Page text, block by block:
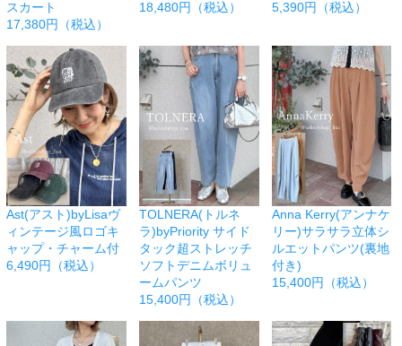
スカート
17,380円（税込）
18,480円（税込）
5,390円（税込）
Ast(アスト)byLisaヴ
ィンテージ風ロゴキ
ャップ・チャーム付
6,490円（税込）
TOLNERA(トルネ
ラ)byPriority サイド
タック超ストレッチ
ソフトデニムボリュ
ームパンツ
15,400円（税込）
Anna Kerry(アンナケ
リー)サラサラ立体シ
ルエットパンツ(裏地
付き)
15,400円（税込）